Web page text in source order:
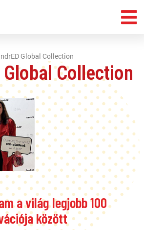
Global Collection
Global Collection
a világ legjobb 100
között